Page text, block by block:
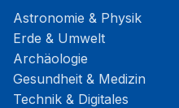
Astronomie & Physik
Erde & Umwelt
Archäologie
Gesundheit & Medizin
Technik & Digitales